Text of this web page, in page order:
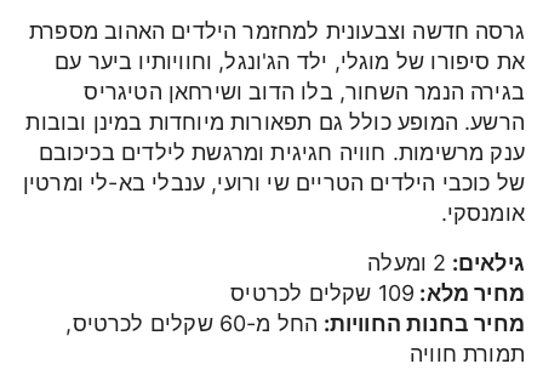
גרסה חדשה וצבעונית למחזמר הילדים האהוב מספרת
את סיפורו של מוגלי, ילד הג'ונגל, וחוויותיו ביער עם
בגירה הנמר השחור, בלו הדוב ושירחאן הטיגריס
הרשע. המופע כולל גם תפאורות מיוחדות במינן ובובות
ענק מרשימות. חוויה חגיגית ומרגשת לילדים בכיכובם
של כוכבי הילדים הטריים שי ורועי, ענבלי בא-לי ומרטין
אומנסקי.
גילאים: 2 ומעלה
מחיר מלא: 109 שקלים לכרטיס
מחיר בחנות החוויות:
החל מ-60 שקלים לכרטיס,
תמורת חוויה